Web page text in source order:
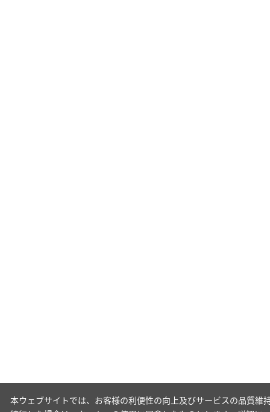
本ウェブサイトでは、お客様の利便性の向上及びサービスの品質